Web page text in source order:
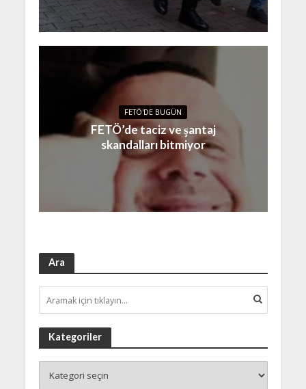
FETÖ'DE BUGÜN
FETÖ’de taciz ve şantaj
skandalları bitmiyor
Ara
Kategoriler